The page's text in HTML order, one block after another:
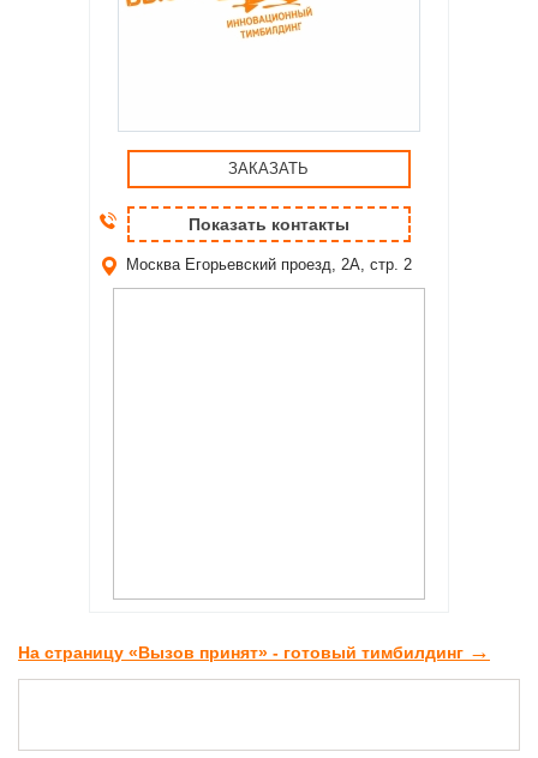
ЗАКАЗАТЬ
Показать контакты
Москва Егорьевский проезд, 2А, стр. 2
На страницу «Вызов принят» - готовый тимбилдинг →